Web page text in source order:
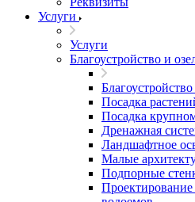
Услуги
Услуги
Благоустройство и
Посадка
Посадка
Дренажная
Ландшафтное
Малые
Подпорные
Проектирование